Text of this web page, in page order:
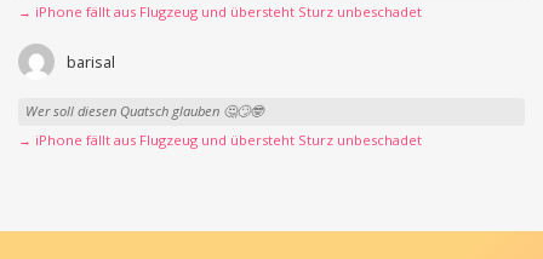
→ iPhone fällt aus Flugzeug und übersteht Sturz unbeschadet
barisal
Wer soll diesen Quatsch glauben 🤔🙄🤓
→ iPhone fällt aus Flugzeug und übersteht Sturz unbeschadet